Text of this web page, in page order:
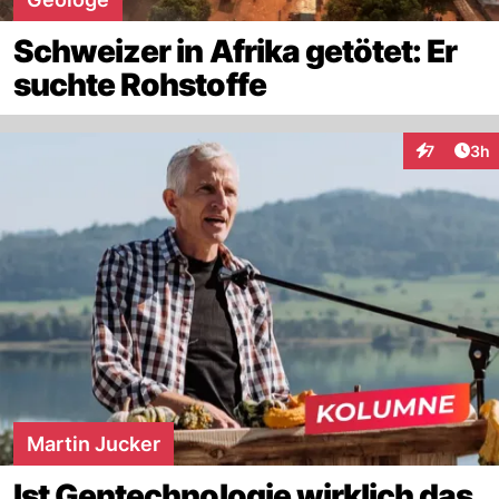
Schweizer in Afrika getötet: Er
suchte Rohstoffe
7 3h
Martin Jucker